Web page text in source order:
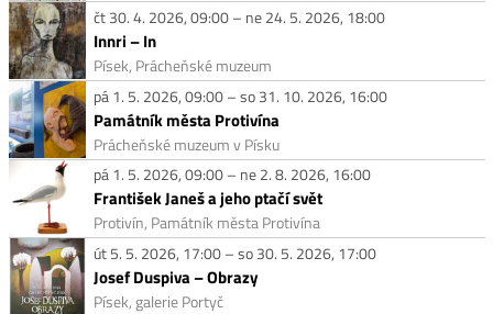
čt 30. 4. 2026, 09:00 – ne 24. 5. 2026, 18:00
Innri – In
Písek, Prácheňské muzeum
pá 1. 5. 2026, 09:00 – so 31. 10. 2026, 16:00
Památník města Protivína
Prácheňské muzeum v Písku
pá 1. 5. 2026, 09:00 – ne 2. 8. 2026, 16:00
František Janeš a jeho ptačí svět
Protivín, Památník města Protivína
út 5. 5. 2026, 17:00 – so 30. 5. 2026, 17:00
Josef Duspiva – Obrazy
Písek, galerie Portyč